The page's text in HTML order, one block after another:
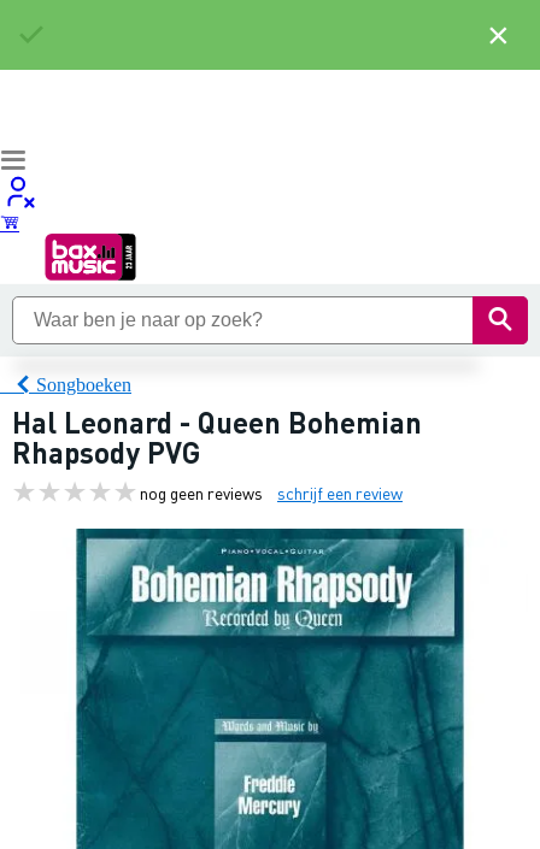
Songboeken
Hal Leonard - Queen Bohemian
Rhapsody PVG
nog geen reviews schrijf een review
×